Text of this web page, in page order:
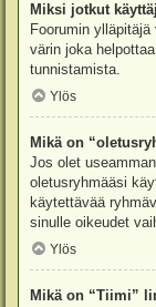
Miksi jotkut
Foorumin
värin joka
tunnistamista.
Ylös
Mikä on
Jos olet
oletusryhmääsi
käytettävää
sinulle oikeudet
Ylös
Mikä on “Tiimi”